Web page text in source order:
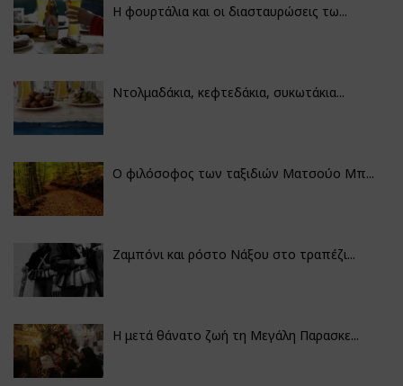
Η φουρτάλια και οι διασταυρώσεις τω...
Ντολμαδάκια, κεφτεδάκια, συκωτάκια...
Ο φιλόσοφος των ταξιδιών Ματσούο Μπ...
Ζαμπόνι και ρόστο Νάξου στο τραπέζι...
Η μετά θάνατο ζωή τη Μεγάλη Παρασκε...